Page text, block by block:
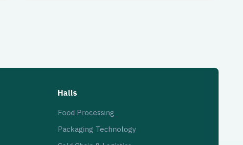
Halls
Food Processing
Packaging Technology